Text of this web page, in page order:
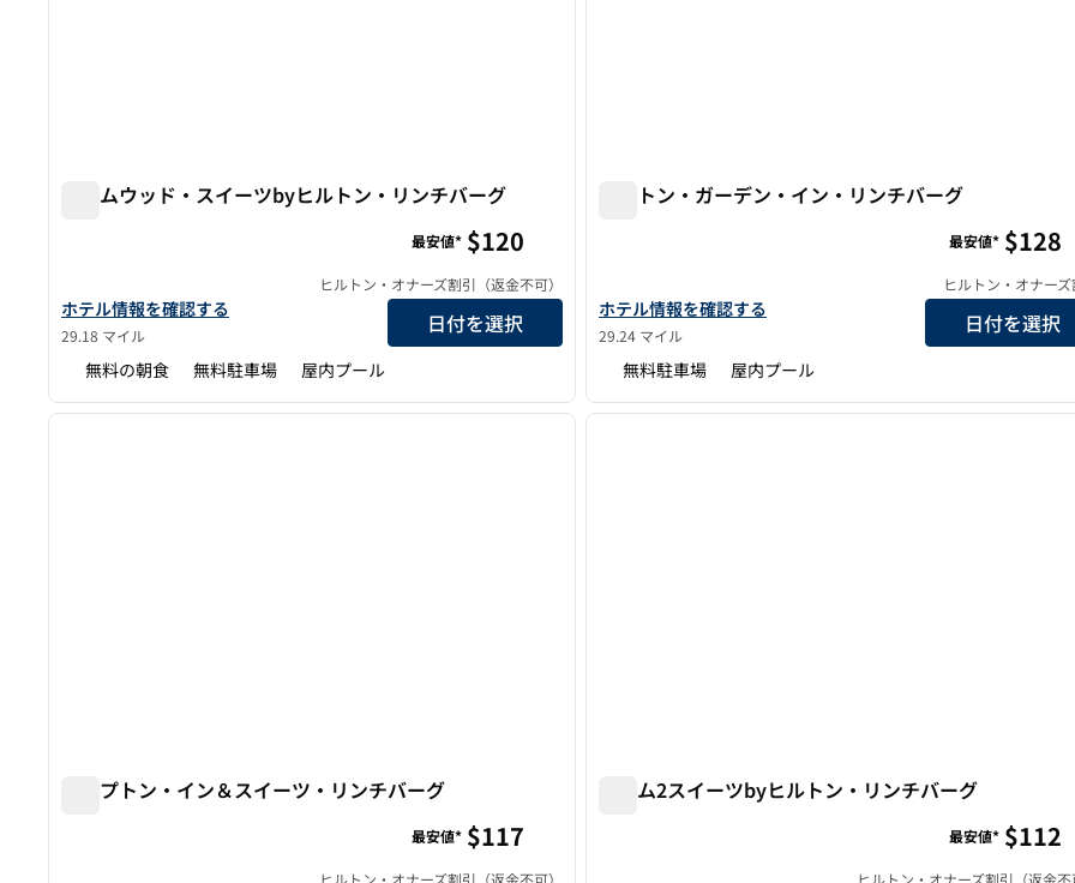
ホームウッド・スイーツbyヒルトン・リンチバーグ
ホームウッド・スイーツbyヒルトン・リンチバーグの詳細を表示
ホテル情報を確認する
29.18 マイル
最安値* $120
ヒルトン・オナーズ割引（返金不可）
日付を選択
無料の朝食 無料駐車場 屋内プール
ヒルトン・ガーデン・イン・リンチバーグ
ヒルトン・ガーデン・イン・リンチバーグの詳細を表示
ホテル情報を確認する
29.24 マイル
最安値* $128
ヒルトン・オナーズ
日付を選択
無料駐車場 屋内プール
1/12
1/12
次の画像
ハンプトン・イン＆スイーツ・リンチバーグ
最安値* $117
ヒルトン・オナーズ割引（返金不可）
1
1/9
ホーム2スイーツbyヒルトン・リンチバーグ
最安値* $112
ヒルトン・オナーズ割引（返金不